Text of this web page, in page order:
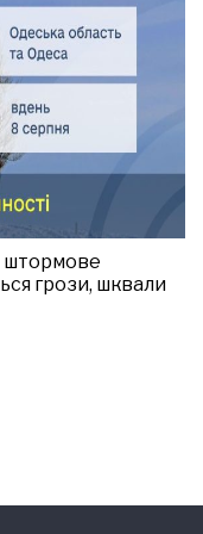
штормове
грози, шквали